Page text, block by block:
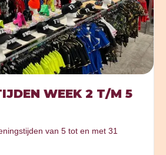
WEEK 2 T/M 5
van 5 tot en met 31